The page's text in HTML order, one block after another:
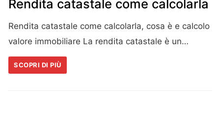
Rendita catastale come calcolarla
Rendita catastale come calcolarla, cosa è e calcolo
valore immobiliare La rendita catastale è un…
SCOPRI DI PIÙ